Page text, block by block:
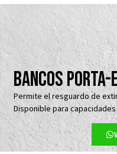
Bancos
Permite el resguardo de
Disponible para